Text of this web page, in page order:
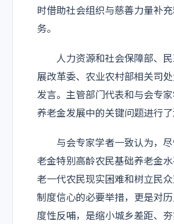
时借助社会组织与慈善力量补
务。
人力资源和社会保障部、民
展改革委、农业农村部相关司
发言。主管部门代表和与会专
养老金发展中的关键问题进行了
与会专家学者一致认为，尽
老金特别高龄农民基础养老金
老一代农民现实困难和树立民
制度信心的必要举措，更是对
度性反哺，是缩小城乡差距、